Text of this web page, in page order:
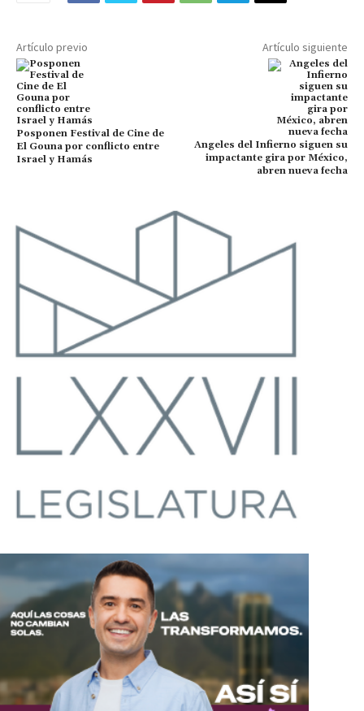
Artículo previo
Posponen Festival de Cine de
El Gouna por conflicto entre
Israel y Hamás
Artículo siguiente
Angeles del Infierno siguen su
impactante gira por México,
abren nueva fecha